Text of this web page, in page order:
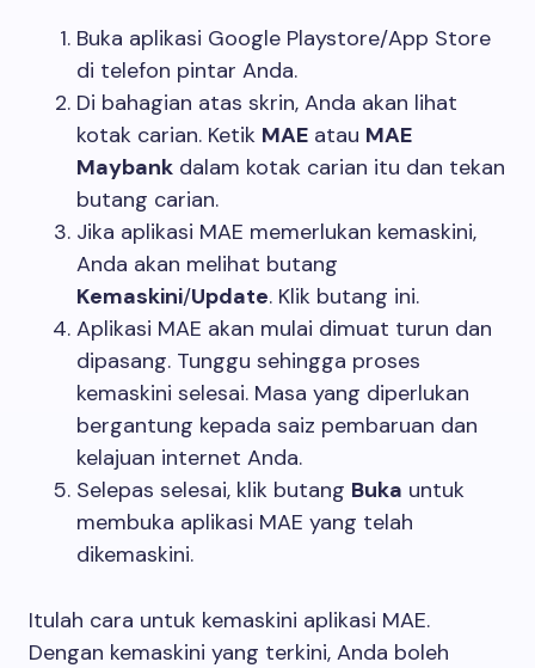
Buka aplikasi Google Playstore/App Store
di telefon pintar Anda.
Di bahagian atas skrin, Anda akan lihat
kotak carian. Ketik MAE atau MAE
Maybank dalam kotak carian itu dan tekan
butang carian.
Jika aplikasi MAE memerlukan kemaskini,
Anda akan melihat butang
Kemaskini/Update. Klik butang ini.
Aplikasi MAE akan mulai dimuat turun dan
dipasang. Tunggu sehingga proses
kemaskini selesai. Masa yang diperlukan
bergantung kepada saiz pembaruan dan
kelajuan internet Anda.
Selepas selesai, klik butang Buka untuk
membuka aplikasi MAE yang telah
dikemaskini.
Itulah cara untuk kemaskini aplikasi MAE.
Dengan kemaskini yang terkini, Anda boleh